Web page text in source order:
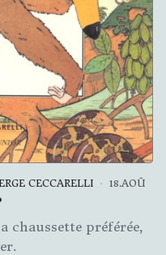
CECCARELLI 18.AOÛ
chaussette préférée,